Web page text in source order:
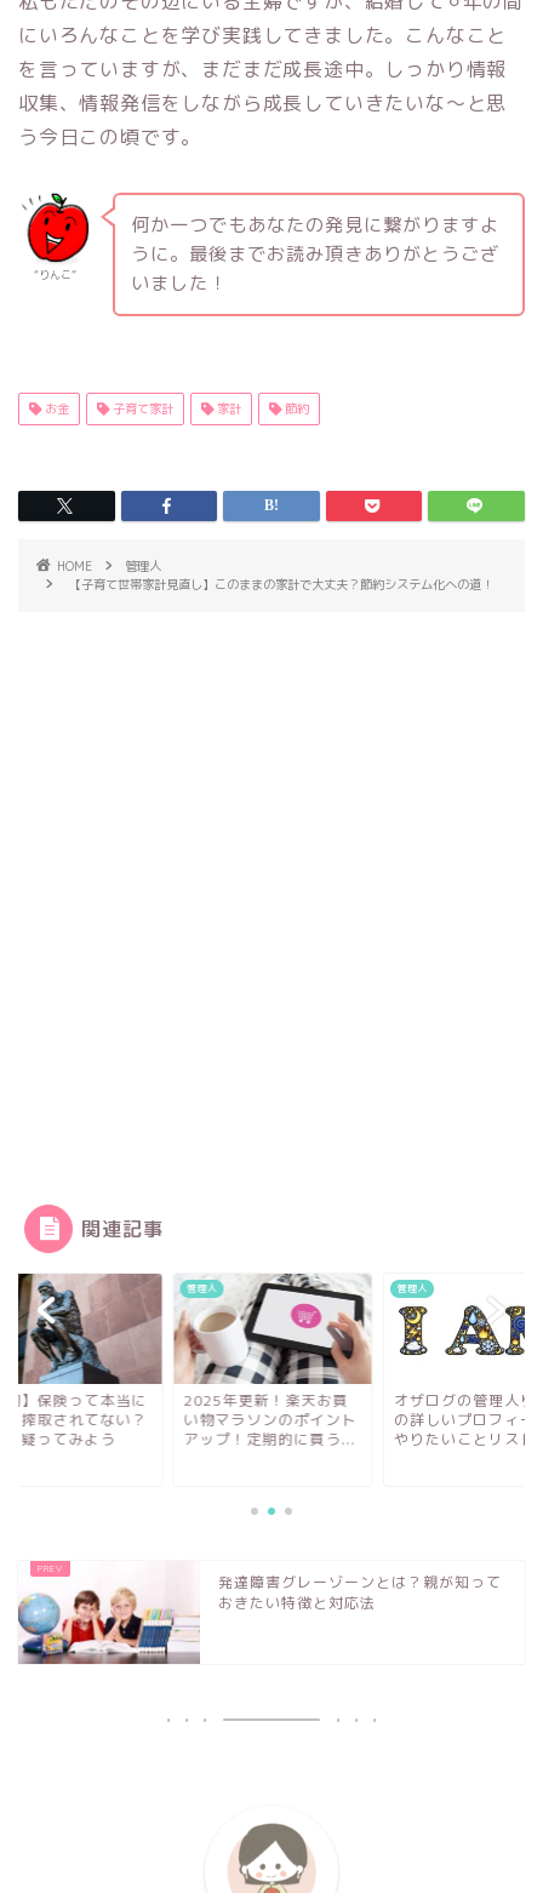
にいろんなことを学び実践してきました。こんなこと
を言っていますが、まだまだ成長途中。しっかり情報
収集、情報発信をしながら成長していきたいな〜と思
う今日この頃です。
“りんこ­”
何か一つでもあなたの発見に繋がりますよ
うに。最後までお読み頂きありがとうござ
いました！
お金 子育て家計 家計 節約
HOME
管理人
【子育て世帯家計見直し】このままの家計で大丈夫？節約システム化への道！
関連記事
約】保険って本当に
？搾取されてない？
を疑ってみよう
管理人
2025年更新！楽天お買
い物マラソンのポイント
アップ！定期的に買う...
管理人
オザログの管理人り
の詳しいプロフィー
やりたいことリスト
発達障害グレーゾーンとは？親が知って
おきたい特徴と対応法